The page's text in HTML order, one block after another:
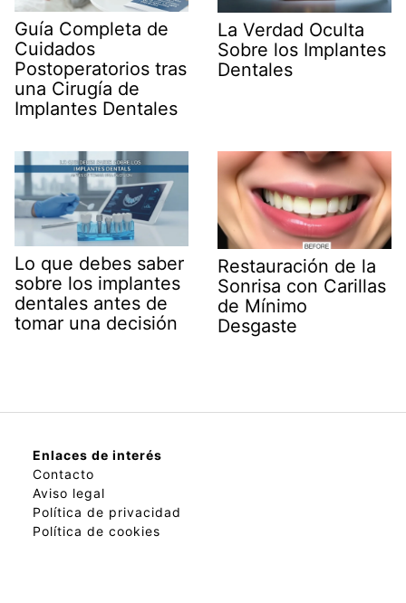
Guía Completa de
Cuidados
Postoperatorios tras
una Cirugía de
Implantes Dentales
La Verdad Oculta
Sobre los Implantes
Dentales
Lo que debes saber
sobre los implantes
dentales antes de
tomar una decisión
Restauración de la
Sonrisa con Carillas
de Mínimo
Desgaste
Enlaces de interés
Contacto
Aviso legal
Política de privacidad
Política de cookies